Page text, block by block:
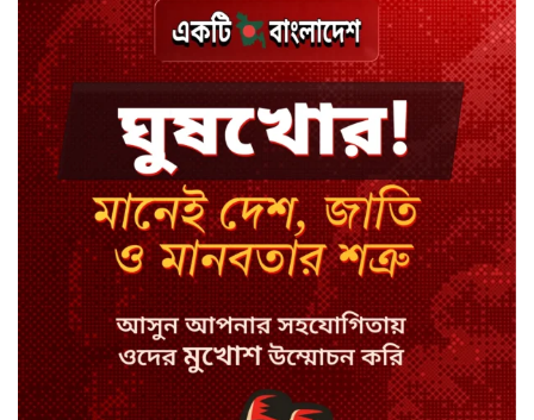
শেখ পরিবারের সবাই নিরাপদে বাইরে,
কারাগারে দলের কর্মীরা
ইবির ৪৪ শিক্ষকের বিরুদ্ধে
রাষ্ট্রবিরোধিতার তদন্ত কমিটি
বাংলাদেশে চালু হলো থাই কফি চেইন
ক্যাফে আমাজন
হাসিনাকে সুযোগ দিয়ে সার্বভৌমত্বে
আঘাত: রিজভী